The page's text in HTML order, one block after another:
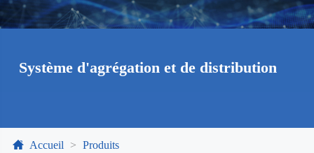
Système d'agrégation et de distribution
Accueil
Produits